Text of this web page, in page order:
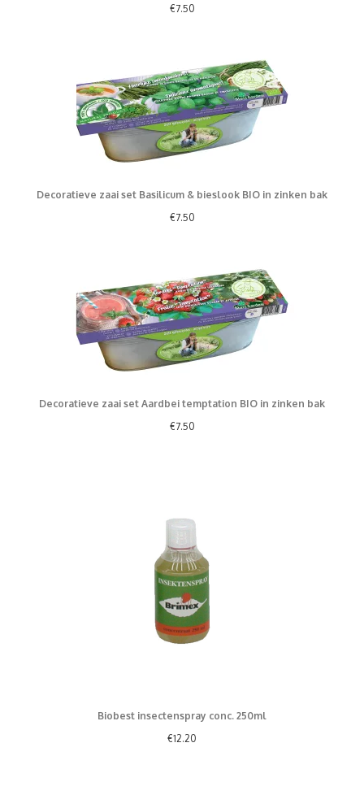
€7.50
Decoratieve zaai set Basilicum & bieslook BIO in zinken bak
€7.50
Decoratieve zaai set Aardbei temptation BIO in zinken bak
€7.50
Biobest insectenspray conc. 250ml
€12.20